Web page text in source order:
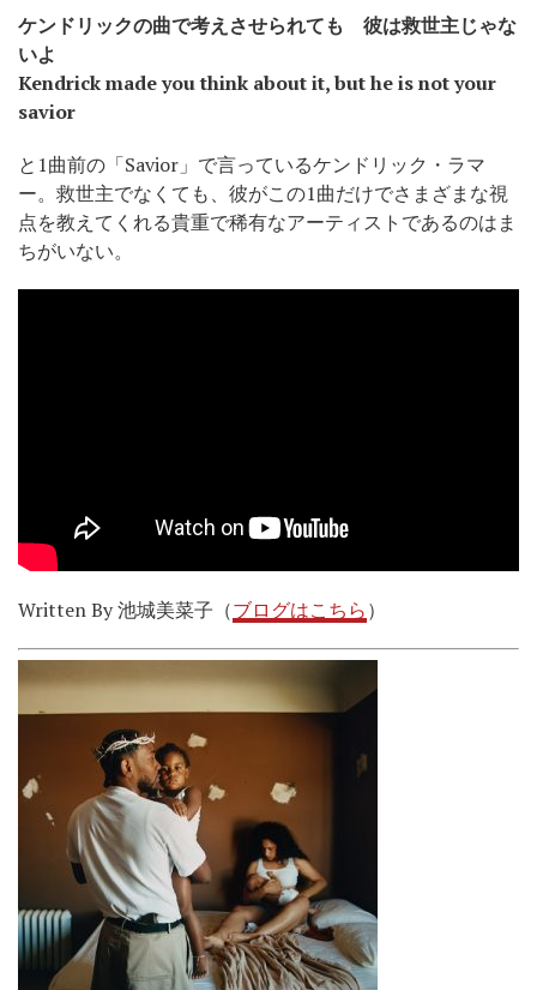
ケンドリックの曲で考えさせられても 彼は救世主じゃな
いよ
Kendrick made you think about it, but he is not your
savior
と1曲前の「Savior」で言っているケンドリック・ラマ
ー。救世主でなくても、彼がこの1曲だけでさまざまな視
点を教えてくれる貴重で稀有なアーティストであるのはま
ちがいない。
Written By 池城美菜子（ブログはこちら）